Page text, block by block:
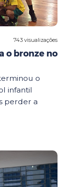
743 visualizações
o bronze no
o
infantil
perder a